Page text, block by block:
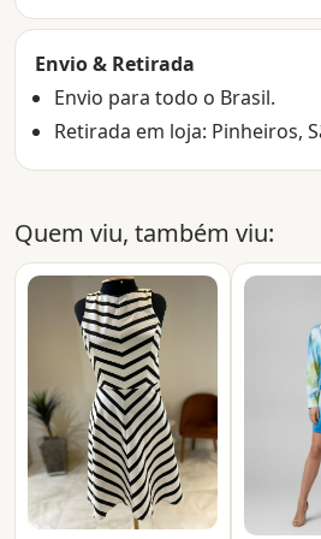
Envio & Retirada
Envio para todo o Brasil.
Retirada em loja: Pinheiros,
Quem viu, também viu: